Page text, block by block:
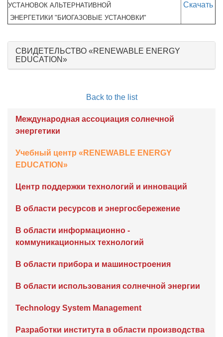
УСТАНОВОК АЛЬТЕРНАТИВНОЙ
ЭНЕРГЕТИКИ "БИОГАЗОВЫЕ УСТАНОВКИ"
Скачать
СВИДЕТЕЛЬСТВО «RENEWABLE ENERGY
EDUCATION»
Back to the list
Международная ассоциация солнечной
энергетики
Учебный центр «RENEWABLE ENERGY
EDUCATION»
Центр поддержки технологий и инноваций
В области ресурсов и энергосбережение
В области информационно -
коммуникационных технологий
В области прибора и машиностроения
В области использования солнечной энергии
Technology System Management
Разработки института в области производства